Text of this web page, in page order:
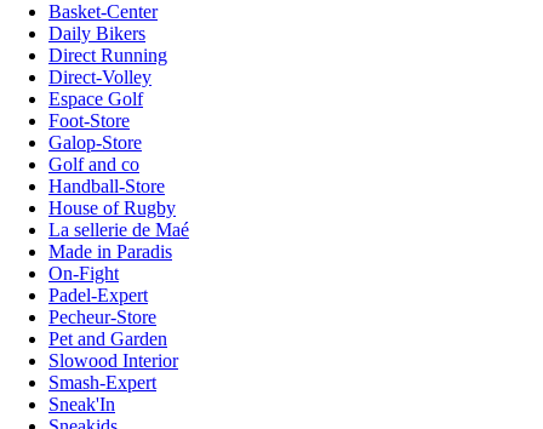
Basket-Center
Daily Bikers
Direct Running
Direct-Volley
Espace Golf
Foot-Store
Galop-Store
Golf and co
Handball-Store
House of Rugby
La sellerie de Maé
Made in Paradis
On-Fight
Padel-Expert
Pecheur-Store
Pet and Garden
Slowood Interior
Smash-Expert
Sneak'In